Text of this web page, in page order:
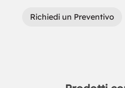
Richiedi un Preventivo